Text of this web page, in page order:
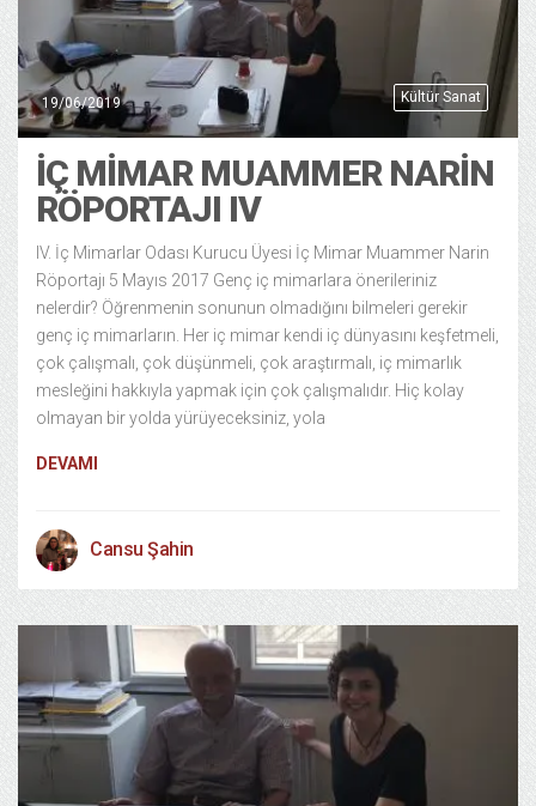
Kültür Sanat
19/06/2019
İÇ MIMAR MUAMMER NARIN
RÖPORTAJI IV
IV. İç Mimarlar Odası Kurucu Üyesi İç Mimar Muammer Narin
Röportajı 5 Mayıs 2017 Genç iç mimarlara önerileriniz
nelerdir? Öğrenmenin sonunun olmadığını bilmeleri gerekir
genç iç mimarların. Her iç mimar kendi iç dünyasını keşfetmeli,
çok çalışmalı, çok düşünmeli, çok araştırmalı, iç mimarlık
mesleğini hakkıyla yapmak için çok çalışmalıdır. Hiç kolay
olmayan bir yolda yürüyeceksiniz, yola
DEVAMI
Cansu Şahin